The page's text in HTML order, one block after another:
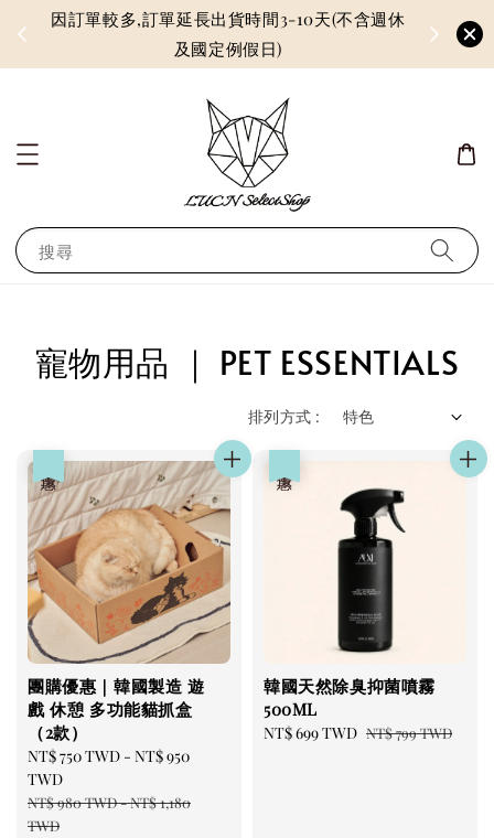
因訂單較多,訂單延長出貨時間3-10天(不含週休
及國定例假日)
搜尋
寵物用品 ｜ PET ESSENTIALS
排列方式 :
團購優惠｜韓國製造 遊
戲 休憩 多功能貓抓盒
（2款）
Sale
price
NT$ 750 TWD - NT$ 950
TWD
Regular
price
NT$ 980 TWD-NT$ 1,180
TWD
韓國天然除臭抑菌噴霧
500ML
Sale
NT$ 699 TWD Regular
NT$ 799 TWD